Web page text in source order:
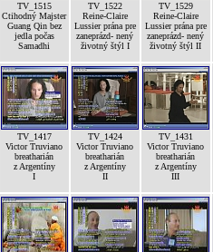
TV_1515
Ctihodný Majster
Guang Qin bez
jedla počas
Samadhi
TV_1522
Reine-Claire
Lussier prána pre
zaneprázd- nený
životný štýl I
TV_1529
Reine-Claire
Lussier prána pre
zaneprázd- nený
životný štýl II
TV_1417
Victor Truviano
breatharián
z Argentíny
I
TV_1424
Victor Truviano
breatharián
z Argentíny
II
TV_1431
Victor Truviano
breatharián
z Argentíny
III